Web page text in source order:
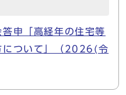
申「高経年の住宅等
について」（2026(令